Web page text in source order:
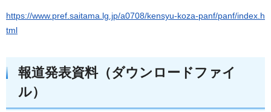
https://www.pref.saitama.lg.jp/a0708/kensyu-koza-panf/panf/index.h
tml
報道発表資料（ダウンロードファイ
ル）